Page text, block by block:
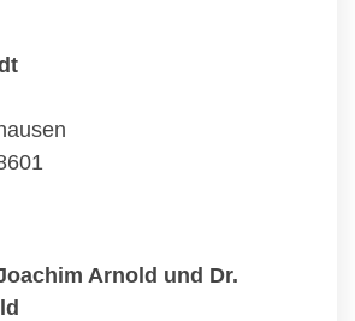
Arnold und Dr.